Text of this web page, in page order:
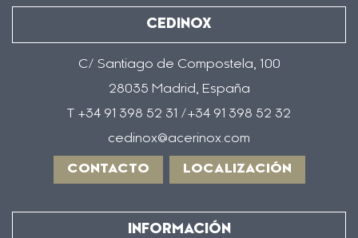
CEDINOX
C/ Santiago de Compostela, 100
28035 Madrid, España
T +34 91 398 52 31 /+34 91 398 52 32
cedinox@acerinox.com
CONTACTO LOCALIZACIÓN
INFORMACIÓN